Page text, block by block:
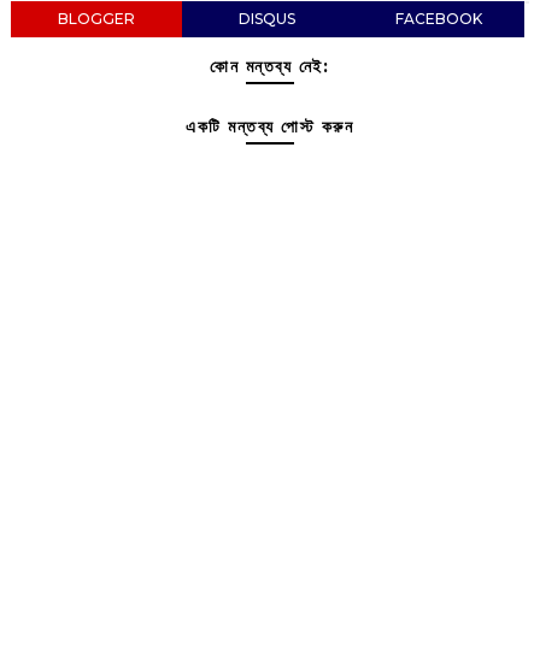
BLOGGER DISQUS FACEBOOK
কোন মন্তব্য নেই:
একটি মন্তব্য পোস্ট করুন